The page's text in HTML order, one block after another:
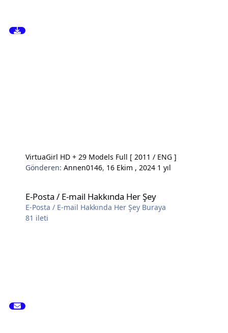
VirtuaGirl HD + 29 Models Full [ 2011 / ENG ]
Gönderen:Annen0146, 16 Ekim , 2024 1 yıl
E-Posta / E-mail Hakkında Her Şey
E-Posta / E-mail Hakkında Her Şey Buraya
81 ileti